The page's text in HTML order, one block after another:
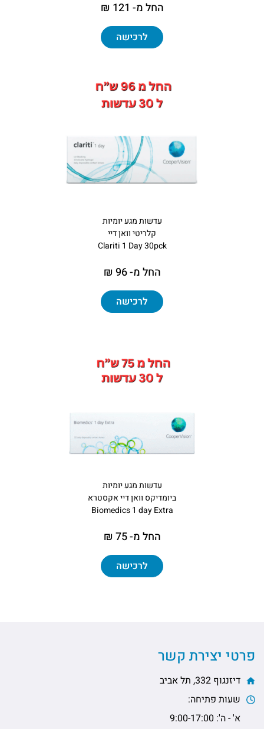
החל מ- 121 ₪
לרכישה
עדשות מגע יומיות
קלריטי וואן דיי
Clariti 1 Day 30pck
החל מ- 96 ₪
לרכישה
עדשות מגע יומיות
ביומדיקס וואן דיי אקסטרא
Biomedics 1 day Extra
החל מ- 75 ₪
לרכישה
פרטי יצירת קשר
דיזנגוף 332, תל אביב
שעות פתיחה:
א' - ה': 9:00-17:00